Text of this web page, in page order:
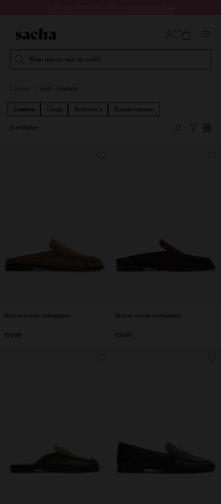
Waar ben je naar op zoek?
plat - Loafers
Loafers Clogs Ballerina's Bootschoenen
9 artikelen
Bruine suède instappers
109.99
Bruine suède instappers
109.99